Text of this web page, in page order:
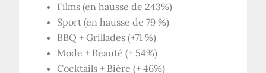
Films (en hausse de 243%)
Sport (en hausse de 79 %)
BBQ + Grillades (+71 %)
Mode + Beauté (+ 54%)
Cocktails + Bière (+ 46%)